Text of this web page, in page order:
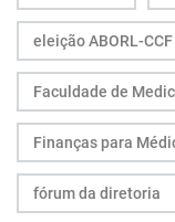
eleição ABORL-CCF
Faculdade de
Finanças para
fórum da diretoria